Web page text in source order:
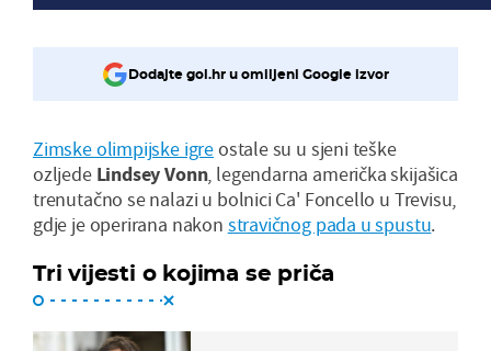
Dodajte gol.hr u omiljeni Google izvor
Zimske olimpijske igreostale su u sjeni teške
ozljede Lindsey Vonn, legendarna američka skijašica
trenutačno se nalazi u bolnici Ca' Foncello u Trevisu,
gdje je operirana nakon stravičnog pada u spustu.
Tri vijesti o kojima se priča